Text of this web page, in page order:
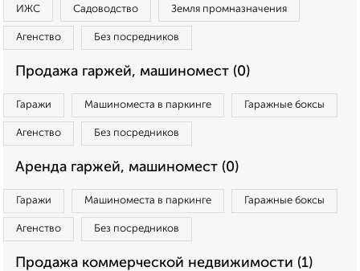
ИЖС Садоводство Земля промназначения
Агенство Без посредников
Продажа гаржей, машиномест (0)
Гаражи Машиноместа в паркинге Гаражные боксы
Агенство Без посредников
Аренда гаржей, машиномест (0)
Гаражи Машиноместа в паркинге Гаражные боксы
Агенство Без посредников
Продажа коммерческой недвижимости (1)